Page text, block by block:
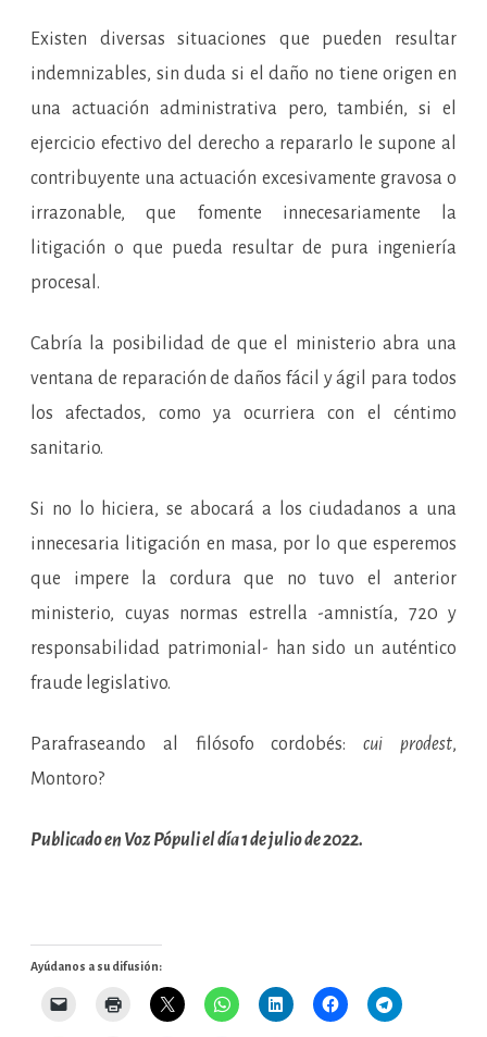
Existen diversas situaciones que pueden resultar
indemnizables, sin duda si el daño no tiene origen en
una actuación administrativa pero, también, si el
ejercicio efectivo del derecho a repararlo le supone al
contribuyente una actuación excesivamente gravosa o
irrazonable, que fomente innecesariamente la
litigación o que pueda resultar de pura ingeniería
procesal.
Cabría la posibilidad de que el ministerio abra una
ventana de reparación de daños fácil y ágil para todos
los afectados, como ya ocurriera con el céntimo
sanitario.
Si no lo hiciera, se abocará a los ciudadanos a una
innecesaria litigación en masa, por lo que esperemos
que impere la cordura que no tuvo el anterior
ministerio, cuyas normas estrella -amnistía, 720 y
responsabilidad patrimonial- han sido un auténtico
fraude legislativo.
Parafraseando al filósofo cordobés:cui prodest,
Montoro?
Publicado en Voz Pópuli el día 1 de julio de 2022.
Ayúdanos a su difusión: